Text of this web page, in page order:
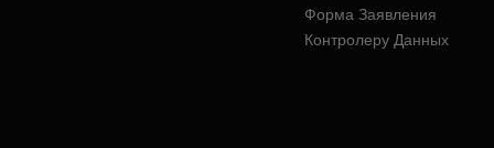
Форма Заявления
Контролеру Данных